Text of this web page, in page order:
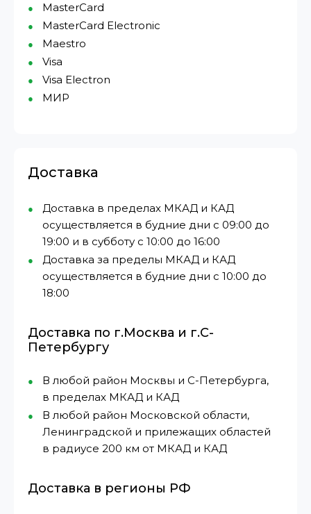
MasterCard
MasterCard Electronic
Maestro
Visa
Visa Electron
МИР⁠
Доставка
Доставка в пределах МКАД и КАД
осуществляется в будние дни с 09:00 до
19:00 и в субботу с 10:00 до 16:00
Доставка за пределы МКАД и КАД
осуществляется в будние дни с 10:00 до
18:00
Доставка по г.Москва и г.С-
Петербургу
В любой район Москвы и С-Петербурга,
в пределах МКАД и КАД
В любой район Московской области,
Ленинградской и прилежащих областей
в радиусе 200 км от МКАД и КАД
Доставка в регионы РФ